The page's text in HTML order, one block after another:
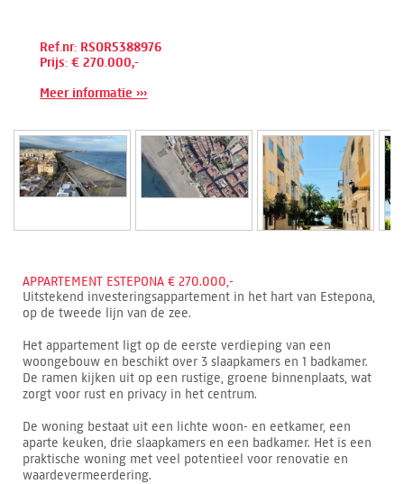
Ref.nr: RSOR5388976
Prijs: € 270.000,-
Meer informatie ›››
APPARTEMENT ESTEPONA € 270.000,-
Uitstekend investeringsappartement in het hart van Estepona,
op de tweede lijn van de zee.
Het appartement ligt op de eerste verdieping van een
woongebouw en beschikt over 3 slaapkamers en 1 badkamer.
De ramen kijken uit op een rustige, groene binnenplaats, wat
zorgt voor rust en privacy in het centrum.
De woning bestaat uit een lichte woon- en eetkamer, een
aparte keuken, drie slaapkamers en een badkamer. Het is een
praktische woning met veel potentieel voor renovatie en
waardevermeerdering.